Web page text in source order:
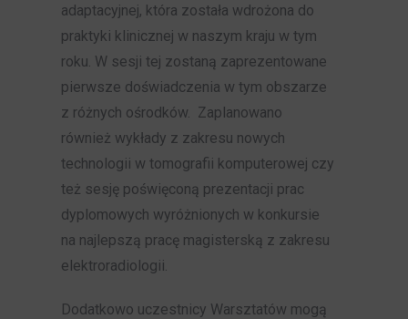
adaptacyjnej, która została wdrożona do
praktyki klinicznej w naszym kraju w tym
roku. W sesji tej zostaną zaprezentowane
pierwsze doświadczenia w tym obszarze
z różnych ośrodków. Zaplanowano
również wykłady z zakresu nowych
technologii w tomografii komputerowej czy
też sesję poświęconą prezentacji prac
dyplomowych wyróżnionych w konkursie
na najlepszą pracę magisterską z zakresu
elektroradiologii.
Dodatkowo uczestnicy Warsztatów mogą